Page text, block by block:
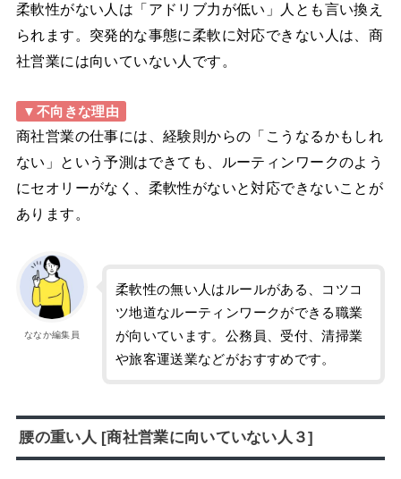
柔軟性がない人は「アドリブ力が低い」人とも言い換え
られます。突発的な事態に柔軟に対応できない人は、商
社営業には向いていない人です。
▼不向きな理由
商社営業の仕事には、経験則からの「こうなるかもしれ
ない」という予測はできても、ルーティンワークのよう
にセオリーがなく、柔軟性がないと対応できないことが
あります。
ななか編集員
柔軟性の無い人はルールがある、コツコ
ツ地道なルーティンワークができる職業
が向いています。公務員、受付、清掃業
や旅客運送業などがおすすめです。
腰の重い人 [商社営業に向いていない人３]